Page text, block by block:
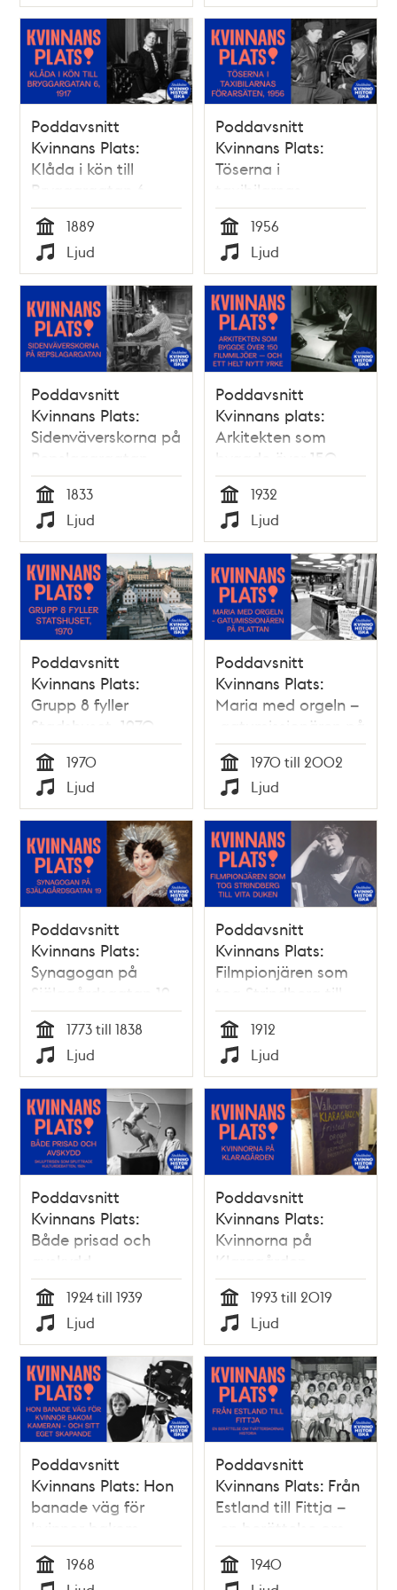
Typ Typ
Poddavsnitt
Kvinnans Plats:
Klåda i kön till
Bryggargatan 6,
1889
Tid
1889
Typ
Ljud
Poddavsnitt
Kvinnans Plats:
Töserna i
taxibilarnas
förarsäten, 1956
Tid
1956
Typ
Ljud
Poddavsnitt
Kvinnans Plats:
Sidenväverskorna på
Repslagargatan
Tid
1833
Typ
Ljud
Poddavsnitt
Kvinnans plats:
Arkitekten som
byggde över 150
filmmiljöer – och ett
helt nytt yrke
Tid
1932
Typ
Ljud
Poddavsnitt
Kvinnans Plats:
Grupp 8 fyller
Stadshuset, 1970
Tid
1970
Typ
Ljud
Poddavsnitt
Kvinnans Plats:
Maria med orgeln –
gatumissionären på
Plattan
Tid
1970 till 2002
Typ
Ljud
Poddavsnitt
Kvinnans Plats:
Synagogan på
Själagårdsgatan 19
Tid
1773 till 1838
Typ
Ljud
Poddavsnitt
Kvinnans Plats:
Filmpionjären som
tog Strindberg till
vita duken, 1912
Tid
1912
Typ
Ljud
Poddavsnitt
Kvinnans Plats:
Både prisad och
avskydd –
skulptören som
splittrade
kulturdebatten, 1924
Tid
1924 till 1939
Typ
Ljud
Poddavsnitt
Kvinnans Plats:
Kvinnorna på
Klaragården
Tid
1993 till 2019
Typ
Ljud
Poddavsnitt
Kvinnans Plats: Hon
banade väg för
kvinnor bakom
kameran – och sitt
eget skapande
Tid
1968
Poddavsnitt
Kvinnans Plats: Från
Estland till Fittja –
en berättelse om
tvätterskornas
historia
Tid
1940